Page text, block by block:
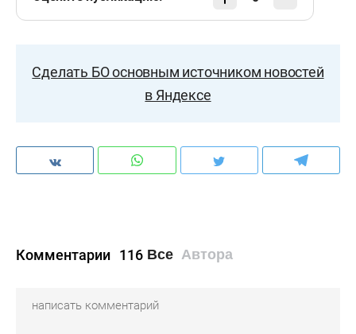
Сделать БО основным источником новостей
в Яндексе
Комментарии 116 Все Автора